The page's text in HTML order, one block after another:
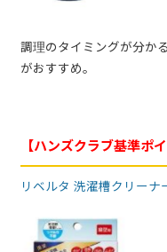
調理のタイミングが分か
がおすすめ。
【ハンズクラブ基準ポ
リベルタ 洗濯槽クリーナ